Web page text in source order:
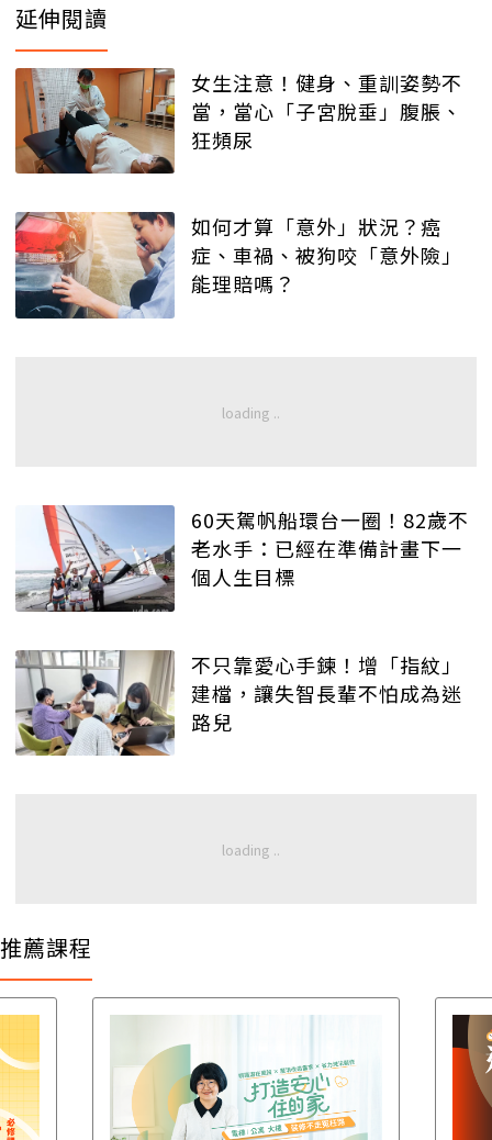
延伸閱讀
女生注意！健身、重訓姿勢不
當，當心「子宮脫垂」腹脹、
狂頻尿
如何才算「意外」狀況？癌
症、車禍、被狗咬「意外險」
能理賠嗎？
60天駕帆船環台一圈！82歲不
老水手：已經在準備計畫下一
個人生目標
不只靠愛心手鍊！增「指紋」
建檔，讓失智長輩不怕成為迷
路兒
推薦課程